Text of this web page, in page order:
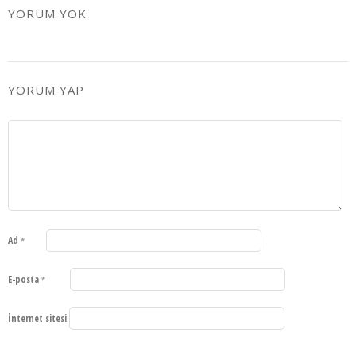
YORUM YOK
YORUM YAP
Ad *
E-posta *
İnternet sitesi